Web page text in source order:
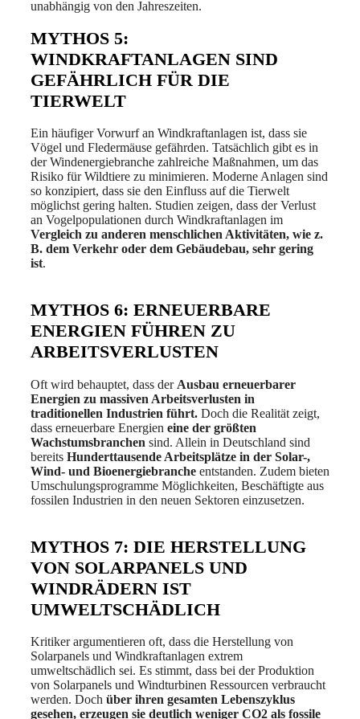
unabhängig von den Jahreszeiten.
MYTHOS 5:
WINDKRAFTANLAGEN SIND
GEFÄHRLICH FÜR DIE
TIERWELT
Ein häufiger Vorwurf an Windkraftanlagen ist, dass sie
Vögel und Fledermäuse gefährden. Tatsächlich gibt es in
der Windenergiebranche zahlreiche Maßnahmen, um das
Risiko für Wildtiere zu minimieren. Moderne Anlagen sind
so konzipiert, dass sie den Einfluss auf die Tierwelt
möglichst gering halten. Studien zeigen, dass der Verlust
an Vogelpopulationen durch Windkraftanlagen im
Vergleich zu anderen menschlichen Aktivitäten, wie z.
B. dem Verkehr oder dem Gebäudebau, sehr gering
ist.
MYTHOS 6: ERNEUERBARE
ENERGIEN FÜHREN ZU
ARBEITSVERLUSTEN
Oft wird behauptet, dass der Ausbau erneuerbarer
Energien zu massiven Arbeitsverlusten in
traditionellen Industrien führt. Doch die Realität zeigt,
dass erneuerbare Energien eine der größten
Wachstumsbranchen sind. Allein in Deutschland sind
bereits Hunderttausende Arbeitsplätze in der Solar-,
Wind- und Bioenergiebranche entstanden. Zudem bieten
Umschulungsprogramme Möglichkeiten, Beschäftigte aus
fossilen Industrien in den neuen Sektoren einzusetzen.
MYTHOS 7: DIE HERSTELLUNG
VON SOLARPANELS UND
WINDRÄDERN IST
UMWELTSCHÄDLICH
Kritiker argumentieren oft, dass die Herstellung von
Solarpanels und Windkraftanlagen extrem
umweltschädlich sei. Es stimmt, dass bei der Produktion
von Solarpanels und Windturbinen Ressourcen verbraucht
werden. Doch über ihren gesamten Lebenszyklus
gesehen, erzeugen sie deutlich weniger CO2 als fossile